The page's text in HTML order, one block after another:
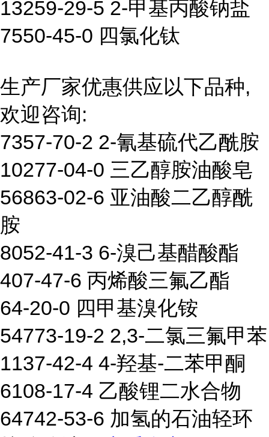
13259-29-5 2-甲基丙酸钠盐
7550-45-0 四氯化钛
生产厂家优惠供应以下品种,
欢迎咨询:
7357-70-2 2-氰基硫代乙酰胺
10277-04-0 三乙醇胺油酸皂
56863-02-6 亚油酸二乙醇酰
胺
8052-41-3 6-溴己基醋酸酯
407-47-6 丙烯酸三氟乙酯
64-20-0 四甲基溴化铵
54773-19-2 2,3-二氯三氟甲苯
1137-42-4 4-羟基-二苯甲酮
6108-17-4 乙酸锂二水合物
64742-53-6 加氢的石油轻环